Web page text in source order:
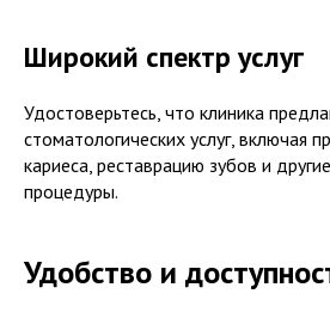
Широкий спектр услуг
Удостоверьтесь, что клиника
стоматологических услуг, включая
кариеса, реставрацию зубов и
процедуры.
Удобство и